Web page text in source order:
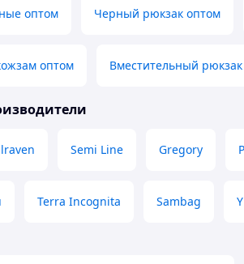
оптом Черный рюкзак оптом
оптом Вместительный
Semi Line Gregory
Terra Incognita Sambag